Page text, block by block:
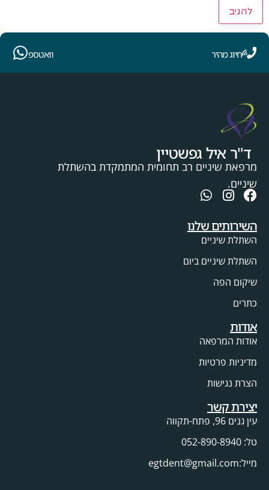
חיוג מהיר וואטספ
ד"ר איל גפשטיין
מרפאת שיניים רב תחומית המתמקדת בהשתלת
שיניים.
השירותים שלנו
השתלת שיניים
השתלת שיניים ביום
שיקום הפה
כתרים
אודות
אודות המרפאה
מדיניות פרטיות
הצרת נגישות
יצירת קשר
עין גנים 96, פתח-תקווה
טל: 052-890-8940
מייל:egtdent@gmail.com